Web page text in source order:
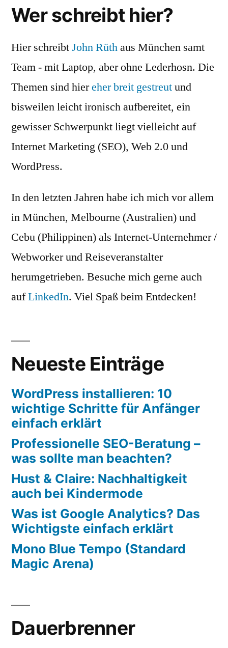
Wer schreibt hier?
Hier schreibtJohn Rüthaus München samt
Team - mit Laptop, aber ohne Lederhosn. Die
Themen sind hiereher breit gestreutund
bisweilen leicht ironisch aufbereitet, ein
gewisser Schwerpunkt liegt vielleicht auf
Internet Marketing (SEO), Web 2.0 und
WordPress.
In den letzten Jahren habe ich mich vor allem
in München, Melbourne (Australien) und
Cebu (Philippinen) als Internet-Unternehmer /
Webworker und Reiseveranstalter
herumgetrieben. Besuche mich gerne auch
aufLinkedIn. Viel Spaß beim Entdecken!
Neueste Einträge
WordPress installieren: 10
wichtige Schritte für Anfänger
einfach erklärt
Professionelle SEO-Beratung –
was sollte man beachten?
Hust & Claire: Nachhaltigkeit
auch bei Kindermode
Was ist Google Analytics? Das
Wichtigste einfach erklärt
Mono Blue Tempo (Standard
Magic Arena)
Dauerbrenner